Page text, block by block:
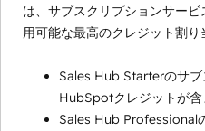
は、サブスクリプションサー
用可能な最高のクレジット割り
Sales Hub Starterのサ
HubSpotクレジットが含
Sales Hub Professional